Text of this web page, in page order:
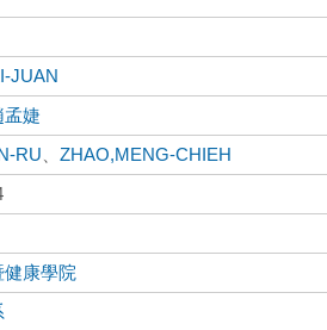
JUAN
孟婕
RU 、ZHAO,MENG-CHIEH
康學院